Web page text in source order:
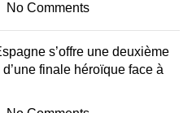
No Comments
s’offre une deuxième
finale héroïque face à